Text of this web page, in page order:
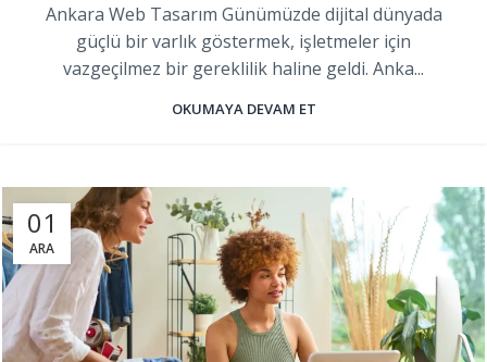
Ankara Web Tasarım Günümüzde dijital dünyada
güçlü bir varlık göstermek, işletmeler için
vazgeçilmez bir gereklilik haline geldi. Anka...
OKUMAYA DEVAM ET
01
ARA